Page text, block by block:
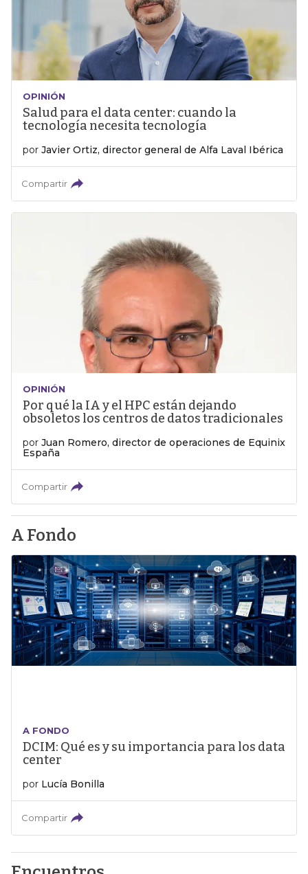
OPINIÓN
Salud para el data center: cuando la
tecnología necesita tecnología
por Javier Ortiz, director general de Alfa Laval Ibérica
Compartir
OPINIÓN
Por qué la IA y el HPC están dejando
obsoletos los centros de datos tradicionales
por Juan Romero, director de operaciones de Equinix
España
Compartir
A Fondo
A FONDO
DCIM: Qué es y su importancia para los data
center
por Lucía Bonilla
Compartir